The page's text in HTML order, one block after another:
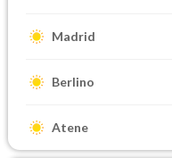
Madrid
Berlino
Atene